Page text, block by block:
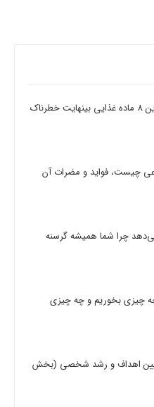
مصرف بیش از حد این 8 ماده غذایی بینهایت خطرناک
چیست، فواید و مضرات آن
می‌دهد چرا شما همیشه گرسنه
چیزی بخوریم و چه چیزی
اهداف و رشد شخصی (بخش